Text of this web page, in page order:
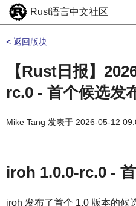
Rust语言中文社区
< 返回版块
【Rust日报】
rc.0 - 首个候选发
Mike Tang 发表于 2026-05-12
iroh 1.0.0-rc.0 -
iroh 发布了首个 1.0 版本的候